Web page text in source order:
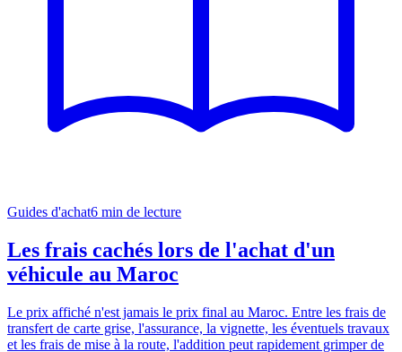
Guides d'achat6 min de lecture
Les frais cachés lors de l'achat d'un
véhicule au Maroc
Le prix affiché n'est jamais le prix final au Maroc. Entre les frais de
transfert de carte grise, l'assurance, la vignette, les éventuels travaux
et les frais de mise à la route, l'addition peut rapidement grimper de